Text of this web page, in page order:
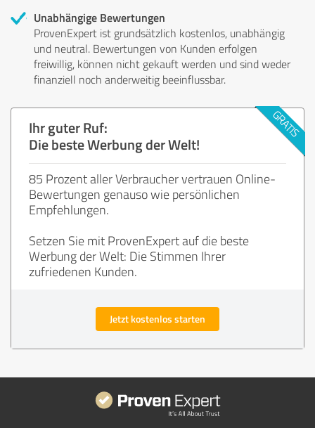
Unabhängige Bewertungen
ProvenExpert ist grundsätzlich kostenlos, unabhängig
und neutral. Bewertungen von Kunden erfolgen
freiwillig, können nicht gekauft werden und sind weder
finanziell noch anderweitig beeinflussbar.
Ihr guter Ruf:
Die beste Werbung der Welt!
85 Prozent aller Verbraucher vertrauen Online-
Bewertungen genauso wie persönlichen
Empfehlungen.
Setzen Sie mit ProvenExpert auf die beste
Werbung der Welt: Die Stimmen Ihrer
zufriedenen Kunden.
Jetzt kostenlos starten